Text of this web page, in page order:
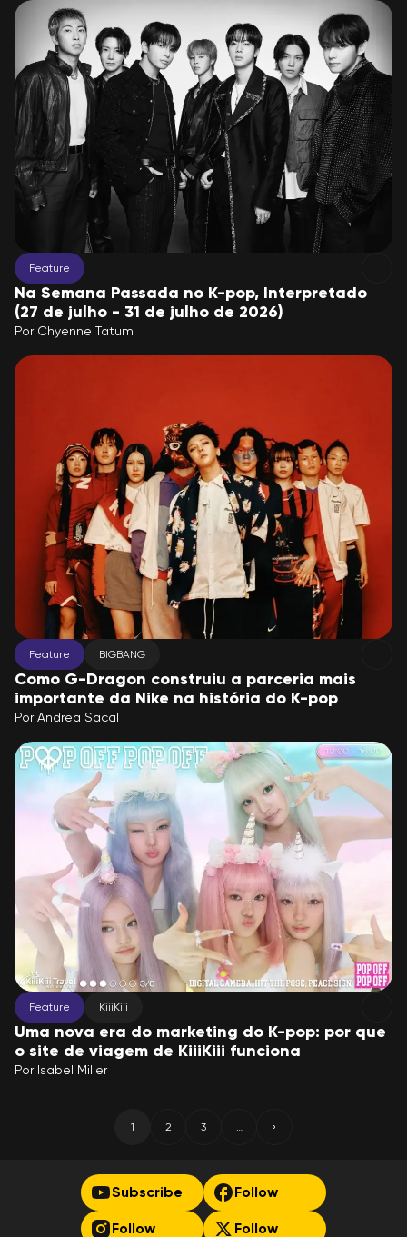
Feature
Na Semana Passada no K-pop, Interpretado
(27 de julho - 31 de julho de 2026)
Por Chyenne Tatum
Feature BIGBANG
Como G-Dragon construiu a parceria mais
importante da Nike na história do K-pop
Por Andrea Sacal
Feature KiiiKiii
Uma nova era do marketing do K-pop: por que
o site de viagem de KiiiKiii funciona
Por Isabel Miller
1
(current)
2 3 …
More
›
Subscribe Follow
Follow Follow